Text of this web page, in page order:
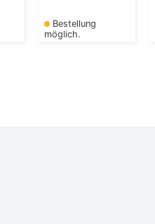
Bestellung
möglich.